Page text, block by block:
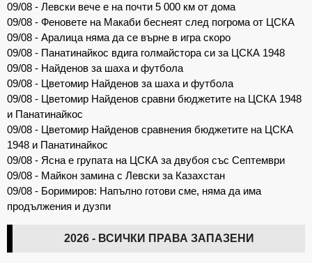
09/08 - Левски вече е на почти 5 000 км от дома
09/08 - Феновете на Макаби беснеят след погрома от ЦСКА
09/08 - Аралица няма да се върне в игра скоро
09/08 - Панатинайкос вдига голмайстора си за ЦСКА 1948
09/08 - Найденов за шаха и футбола
09/08 - Цветомир Найденов за шаха и футбола
09/08 - Цветомир Найденов сравни бюджетите на ЦСКА 1948
и Панатинайкос
09/08 - Цветомир Найденов сравнения бюджетите на ЦСКА
1948 и Панатинайкос
09/08 - Ясна е групата на ЦСКА за двубоя със Септември
09/08 - Майкон замина с Левски за Казахстан
09/08 - Боримиров: Напълно готови сме, няма да има
продължения и дузпи
2026 - ВСИЧКИ ПРАВА ЗАПАЗЕНИ